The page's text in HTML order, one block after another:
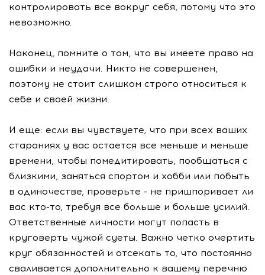
контролировать все вокруг себя, потому что это
невозможно.
Наконец, помните о том, что вы имеете право на
ошибки и неудачи. Никто не совершенен,
поэтому не стоит слишком строго относиться к
себе и своей жизни.
И еще: если вы чувствуете, что при всех ваших
стараниях у вас остается все меньше и меньше
времени, чтобы помедитировать, пообщаться с
близкими, заняться спортом и хобби или побыть
в одиночестве, проверьте - не пришпоривает ли
вас кто-то, требуя все больше и больше усилий.
Ответственные личности могут попасть в
круговерть чужой суеты. Важно четко очертить
круг обязанностей и отсекать то, что постоянно
сваливается дополнительно к вашему перечню